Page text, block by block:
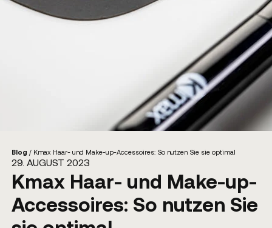
Blog / Kmax Haar- und Make-up-Accessoires: So nutzen Sie sie optimal
29. AUGUST 2023
Kmax Haar- und Make-up-
Accessoires: So nutzen Sie